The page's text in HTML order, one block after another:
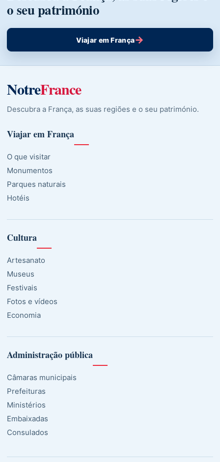
o seu património
Viajar em França→
NotreFrance
Descubra a França, as suas regiões e o seu património.
Viajar em França
O que visitar
Monumentos
Parques naturais
Hotéis
Cultura
Artesanato
Museus
Festivais
Fotos e vídeos
Economia
Administração pública
Câmaras municipais
Prefeituras
Ministérios
Embaixadas
Consulados